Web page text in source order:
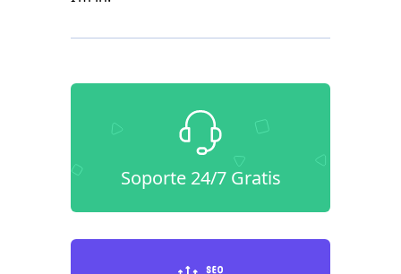
Soporte 24/7 Gratis